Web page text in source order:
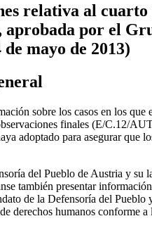
relativa al
por el
de mayo de 2013)
sobre los casos en los
finales (E/C.12/
adoptado para asegurar que
del Pueblo de Austria y su
también presentar
de la Defensoría del Pueblo
derechos humanos conforme a